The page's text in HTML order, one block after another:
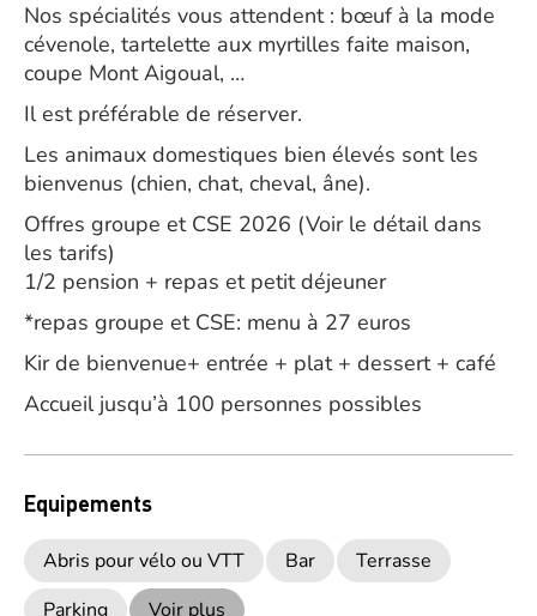
Nos spécialités vous attendent : bœuf à la mode
cévenole, tartelette aux myrtilles faite maison,
coupe Mont Aigoual, …
Il est préférable de réserver.
Les animaux domestiques bien élevés sont les
bienvenus (chien, chat, cheval, âne).
Offres groupe et CSE 2026 (Voir le détail dans
les tarifs)
1/2 pension + repas et petit déjeuner
*repas groupe et CSE: menu à 27 euros
Kir de bienvenue+ entrée + plat + dessert + café
Accueil jusqu’à 100 personnes possibles
Equipements
Abris pour vélo ou VTT Bar
Terrasse
Parking
Voir plus